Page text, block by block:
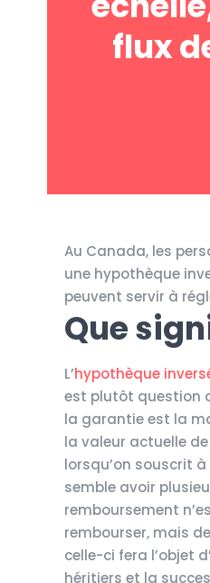
flux
Au Canada, les
une hypothèque
peuvent servir à
Que
L’hypothèque
est plutôt question
la garantie est la
la valeur actuelle
lorsqu’on souscrit
semble avoir
remboursement
rembourser, mais
celle-ci fera l’objet
héritiers et la